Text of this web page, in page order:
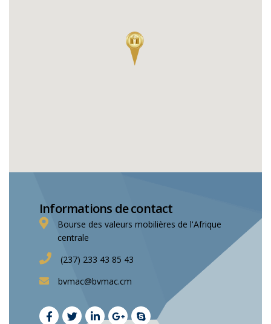
Informations de contact
Bourse des valeurs mobilières de l'Afrique
centrale
(237) 233 43 85 43
bvmac@bvmac.cm